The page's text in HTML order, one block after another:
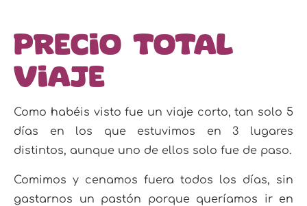
Precio total
viaje
Como habéis visto fue un viaje corto, tan solo 5
días en los que estuvimos en 3 lugares
distintos, aunque uno de ellos solo fue de paso.
Comimos y cenamos fuera todos los días, sin
gastarnos un pastón porque queríamos ir en